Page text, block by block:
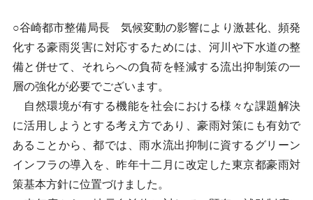
○谷崎都市整備局長 気候変動の影響により激甚化、頻発
化する豪雨災害に対応するためには、河川や下水道の整
備と併せて、それらへの負荷を軽減する流出抑制策の一
層の強化が必要でございます。
自然環境が有する機能を社会における様々な課題解決
に活用しようとする考え方であり、豪雨対策にも有効で
あることから、都では、雨水流出抑制に資するグリーン
インフラの導入を、昨年十二月に改定した東京都豪雨対
策基本方針に位置づけました。